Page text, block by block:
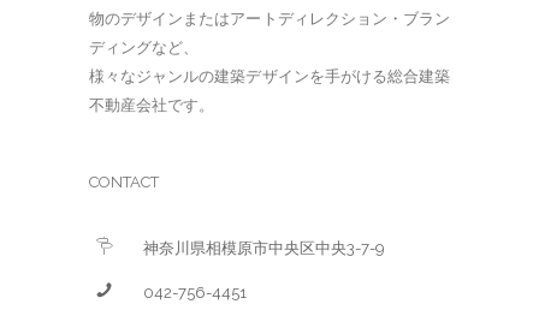
物のデザインまたはアートディレクション・ブラン
ディングなど、
様々なジャンルの建築デザインを手がける総合建築
不動産会社です。
CONTACT
神奈川県相模原市中央区中央3-7-9
042-756-4451